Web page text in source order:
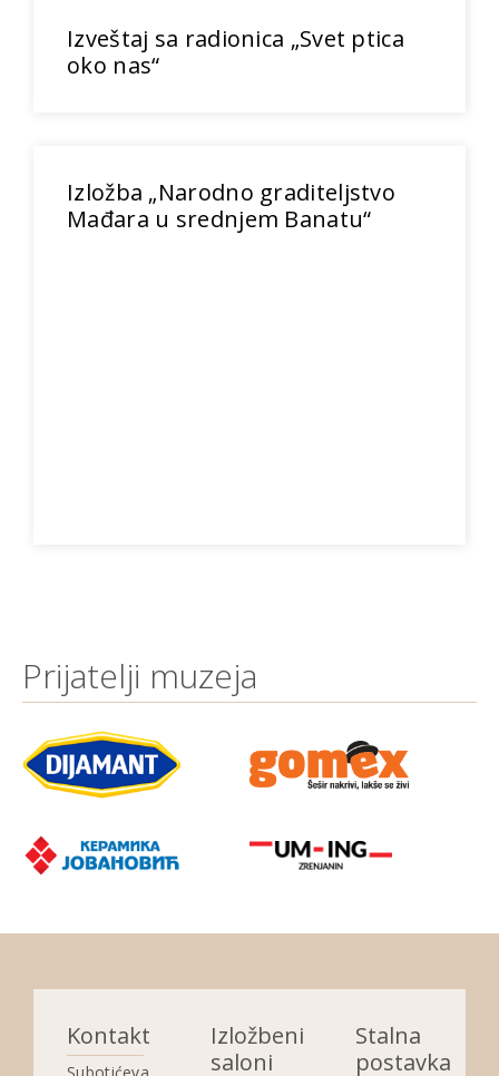
Izveštaj sa radionica „Svet ptica
oko nas“
Izložba „Narodno graditeljstvo
Mađara u srednjem Banatu“
Prijatelji muzeja
Kontakt
Izložbeni
saloni
Stalna
postavka